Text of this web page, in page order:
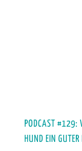
PODCAST #129:
HUND EIN